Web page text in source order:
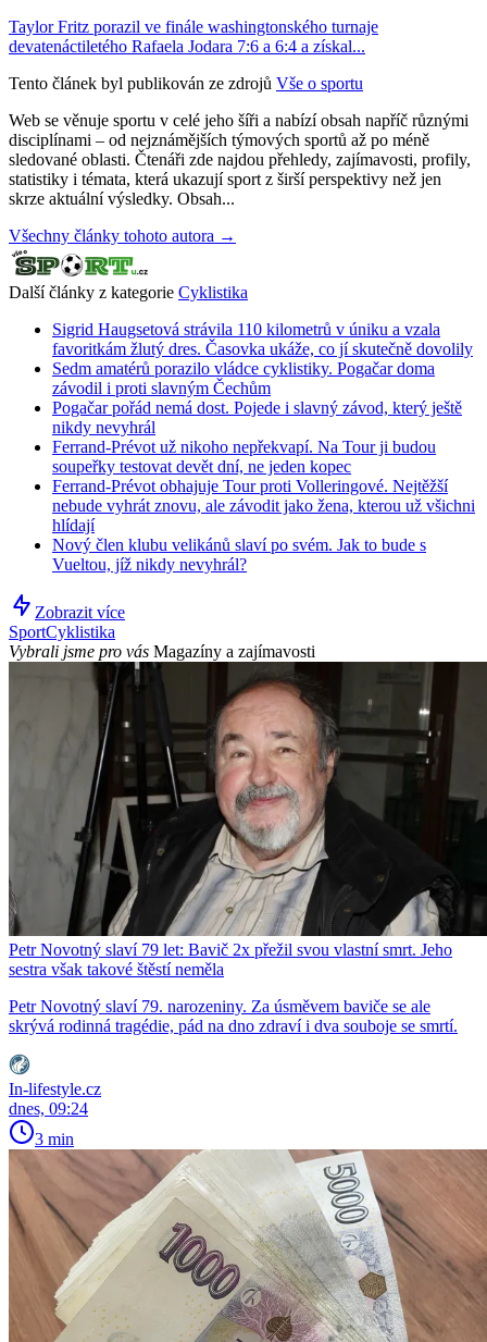
Taylor Fritz porazil ve finále washingtonského turnaje
devatenáctiletého Rafaela Jodara 7:6 a 6:4 a získal...
Tento článek byl publikován ze zdrojů Vše o sportu
Web se věnuje sportu v celé jeho šíři a nabízí obsah napříč různými
disciplínami – od nejznámějších týmových sportů až po méně
sledované oblasti. Čtenáři zde najdou přehledy, zajímavosti, profily,
statistiky i témata, která ukazují sport z širší perspektivy než jen
skrze aktuální výsledky. Obsah...
Všechny články tohoto autora →
Další články z kategorie Cyklistika
Sigrid Haugsetová strávila 110 kilometrů v úniku a vzala
favoritkám žlutý dres. Časovka ukáže, co jí skutečně dovolily
Sedm amatérů porazilo vládce cyklistiky. Pogačar doma
závodil i proti slavným Čechům
Pogačar pořád nemá dost. Pojede i slavný závod, který ještě
nikdy nevyhrál
Ferrand-Prévot už nikoho nepřekvapí. Na Tour ji budou
soupeřky testovat devět dní, ne jeden kopec
Ferrand-Prévot obhajuje Tour proti Volleringové. Nejtěžší
nebude vyhrát znovu, ale závodit jako žena, kterou už všichni
hlídají
Nový člen klubu velikánů slaví po svém. Jak to bude s
Vueltou, jíž nikdy nevyhrál?
Zobrazit více
SportCyklistika
Vybrali jsme pro vás Magazíny a zajímavosti
Petr Novotný slaví 79 let: Bavič 2x přežil svou vlastní smrt. Jeho
sestra však takové štěstí neměla
Petr Novotný slaví 79. narozeniny. Za úsměvem baviče se ale
skrývá rodinná tragédie, pád na dno zdraví i dva souboje se smrtí.
In-lifestyle.cz
dnes, 09:24
3 min